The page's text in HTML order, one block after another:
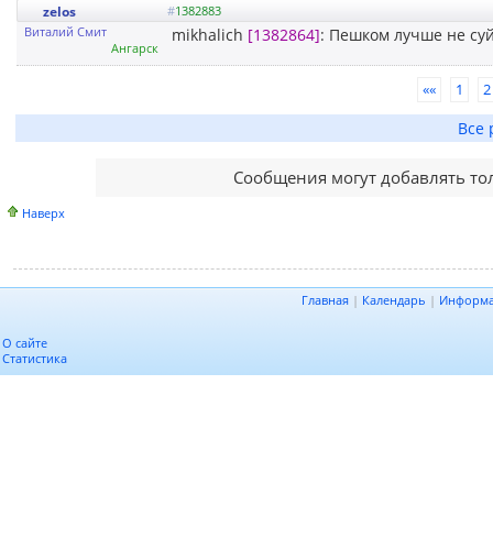
zelos #1382883
Виталий Смит
Ангарск
mikhalich [1382864]: Пешком лучше не
«« 1 2
Все
Сообщения могут добавлять
Наверх
Главная | Календарь |
О сайте
Статистика